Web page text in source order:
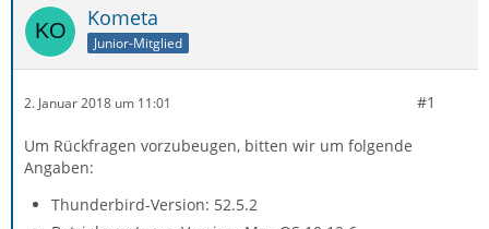
Kometa
Junior-Mitglied
2. Januar 2018 um 11:01 #1
Um Rückfragen vorzubeugen, bitten wir um folgende
Angaben:
Thunderbird-Version: 52.5.2